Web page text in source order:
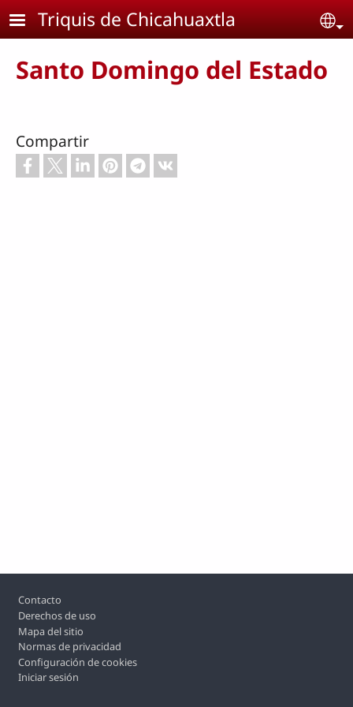
Pasar al contenido principal
Triquis de Chicahuaxtla
Santo Domingo del Estado
Compartir
Footer
Contacto
Derechos de uso
Mapa del sitio
Normas de privacidad
Configuración de cookies
Iniciar sesión